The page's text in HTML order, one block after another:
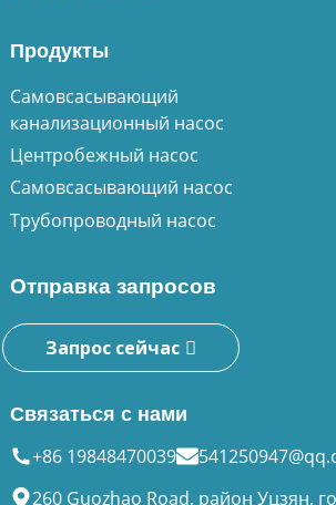
Продукты
Самовсасывающий
канализационный насос
Центробежный насос
Самовсасывающий насос
Трубопроводный насос
Отправка запросов
Запрос сейчас
Связаться с нами
+86 19848470039
260 Guozhao Road, район Уцзян,